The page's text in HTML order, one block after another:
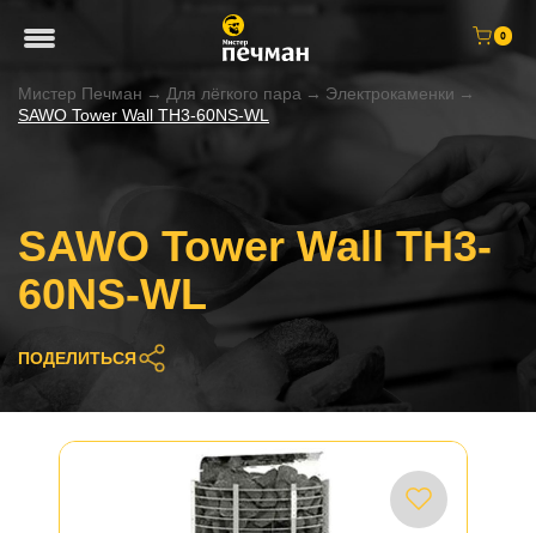
0
Мистер Печман → Для лёгкого пара → Электрокаменки →
SAWO Tower Wall TH3-60NS-WL
SAWO Tower Wall TH3-
60NS-WL
ПОДЕЛИТЬСЯ